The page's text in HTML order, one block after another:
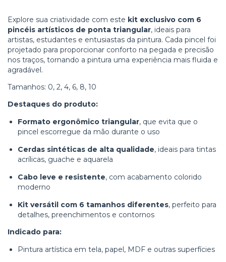
Explore sua criatividade com este kit exclusivo com 6
pincéis artísticos de ponta triangular, ideais para
artistas, estudantes e entusiastas da pintura. Cada pincel foi
projetado para proporcionar conforto na pegada e precisão
nos traços, tornando a pintura uma experiência mais fluida e
agradável.
Tamanhos: 0, 2, 4, 6, 8, 10
Destaques do produto:
Formato ergonômico triangular, que evita que o
pincel escorregue da mão durante o uso
Cerdas sintéticas de alta qualidade, ideais para tintas
acrílicas, guache e aquarela
Cabo leve e resistente, com acabamento colorido
moderno
Kit versátil com 6 tamanhos diferentes, perfeito para
detalhes, preenchimentos e contornos
Indicado para:
Pintura artística em tela, papel, MDF e outras superfícies